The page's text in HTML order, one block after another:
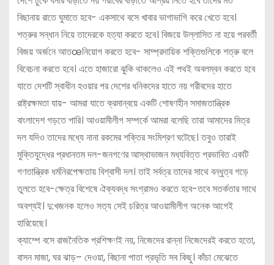
বিছানায় রাতে ঘুমাতে হবে- একসাথে বসে খাবার ভাগাভাগি করে খেতে হবে।
শত্রুর সন্ধান নিয়ে তাদেরকে হত্যা করতে হবে। বিজয়ে উল্লাসিত না হয়ে পরবর্তী
বিজয় অর্জনে আতœনিয়োগ করতে হবে- সাম্প্রদায়িক শক্তিগুলিকে শত্রু বলে
বিবেচনা করতে হবে। এতে হাজারো ঝুকি থাকলেও এই পথই অবলম্বন করতে হবে
যাতে দেশটি স্বাধীন হওয়ার পর দেশের ধনিকদের হাতে নয় গরীবদের হাতে
রাষ্ট্রক্ষমতা যায়- আমরা যাতে ক্রমান্বয়ে একটি শোষণহীন সমাজতান্ত্রিক
বাংলাদেশ গড়তে পারি। আওয়ামীলীগ সম্পর্কে আমরা বলেছি তারা আমাদের মিত্র
দল যদিও তাদের মধ্যে নানা রকমের শক্তির সংমিশ্রণ ঘটেছে। তবুও তারাই
মুক্তিযুদ্ধের প্রধানতম দল-জনগণের আস্থাভাজন মধ্যবিত্ত প্রভাবিত একটি
গণতান্ত্রিক ধর্মনিরপেক্ষতায় বিশ্বাসী দল। তাই সর্বত্র তাদের সাথে বন্ধুত্ব গড়ে
তুলতে হবে-ক্ষেত্র বিশেষে ঐক্যবদ্ধ সংগ্রামও করতে হবে-তবে সতর্কতার সাথে
অবশ্যই। দু:খজনক হলেও সত্য সেই চরিত্র আওয়ামীলীগ অনেক আগেই
হারিয়েছে।
ক্যাম্পে বসে রাজনৈতিক প্রশিক্ষণই নয়, নিজেদের রান্না নিজেদেরই করতে হতো,
বাসন মাজা, ঘর ঝাড়– দেওয়া, বিছানা পাতা প্রভৃতি সব কিছু। কাঁচা মেঝেতে